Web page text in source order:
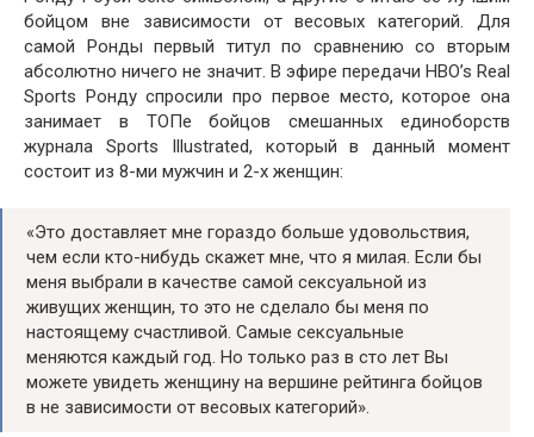
бойцом вне зависимости от весовых категорий. Для
самой Ронды первый титул по сравнению со вторым
абсолютно ничего не значит. В эфире передачи HBO’s Real
Sports Ронду спросили про первое место, которое она
занимает в ТОПе бойцов смешанных единоборств
журнала Sports Illustrated, который в данный момент
состоит из 8-ми мужчин и 2-х женщин:
«Это доставляет мне гораздо больше удовольствия,
чем если кто-нибудь скажет мне, что я милая. Если бы
меня выбрали в качестве самой сексуальной из
живущих женщин, то это не сделало бы меня по
настоящему счастливой. Самые сексуальные
меняются каждый год. Но только раз в сто лет Вы
можете увидеть женщину на вершине рейтинга бойцов
в не зависимости от весовых категорий».